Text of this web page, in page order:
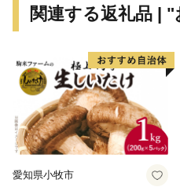
関連する返礼品 |
愛知県小牧市